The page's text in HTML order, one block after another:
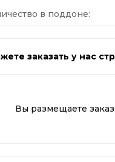
в поддоне:
заказать у нас
Вы размещаете заказ